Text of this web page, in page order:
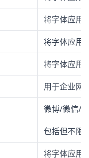
将字体应用
将字体应用
将字体应用
用于企业网
微博/微信/
包括但不限
将字体应用